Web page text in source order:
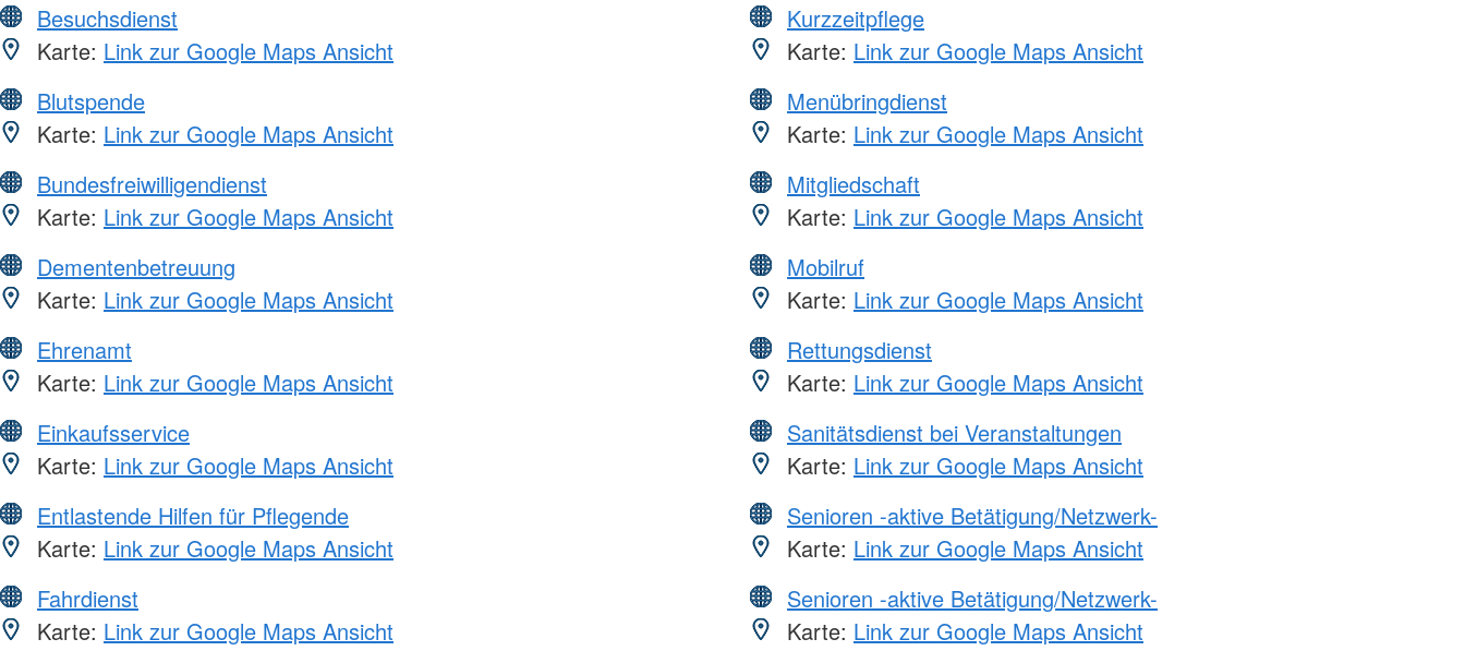
Besuchsdienst
Karte: Link zur Google Maps Ansicht
Blutspende
Karte: Link zur Google Maps Ansicht
Bundesfreiwilligendienst
Karte: Link zur Google Maps Ansicht
Dementenbetreuung
Karte: Link zur Google Maps Ansicht
Ehrenamt
Karte: Link zur Google Maps Ansicht
Einkaufsservice
Karte: Link zur Google Maps Ansicht
Entlastende Hilfen für Pflegende
Karte: Link zur Google Maps Ansicht
Fahrdienst
Karte: Link zur Google Maps Ansicht
Kurzzeitpflege
Karte: Link zur Google Maps Ansicht
Menübringdienst
Karte: Link zur Google Maps Ansicht
Mitgliedschaft
Karte: Link zur Google Maps Ansicht
Mobilruf
Karte: Link zur Google Maps Ansicht
Rettungsdienst
Karte: Link zur Google Maps Ansicht
Sanitätsdienst bei Veranstaltungen
Karte: Link zur Google Maps Ansicht
Senioren -aktive Betätigung/Netzwerk-
Karte: Link zur Google Maps Ansicht
Senioren -aktive Betätigung/Netzwerk-
Karte: Link zur Google Maps Ansicht